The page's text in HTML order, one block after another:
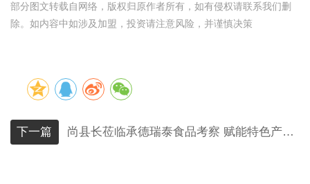
部分图文转载自网络，版权归原作者所有，如有侵权请联系我们删
除。如内容中如涉及加盟，投资请注意风险，并谨慎决策
下一篇 尚县长莅临承德瑞泰食品考察 赋能特色产业提质增效